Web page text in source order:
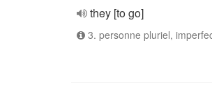
they [to go]
3. personne pluriel,